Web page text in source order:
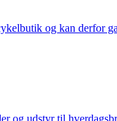
og kan derfor
og udstyr til